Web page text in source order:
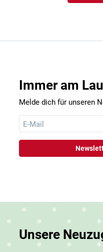
Immer am
Melde dich für unseren
Unsere